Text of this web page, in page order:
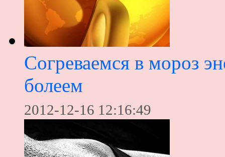
Согреваемся в мороз
болеем
2012-12-16 12:16:49